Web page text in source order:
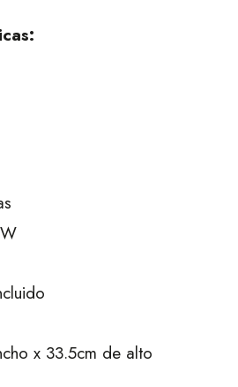
x 33.5cm de alto